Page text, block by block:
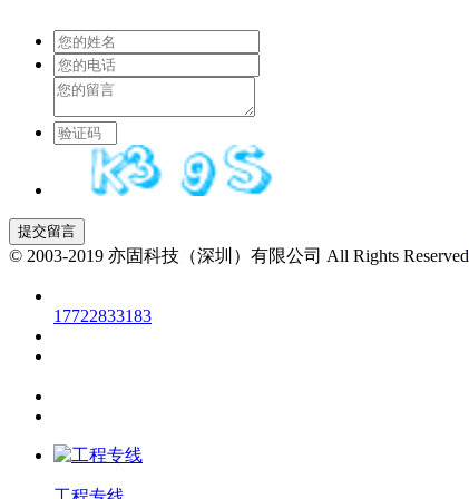
© 2003-2019 亦固科技（深圳）有限公司 All Rights Reserved
17722833183